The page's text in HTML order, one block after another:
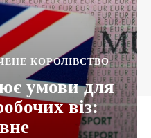
КОРОЛІВСТВО
умови для
віз: